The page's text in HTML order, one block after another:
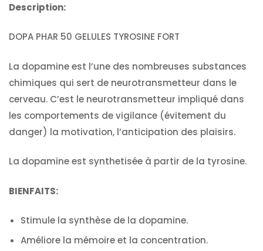
Description:
DOPA PHAR 50 GELULES TYROSINE FORT
La dopamine est l’une des nombreuses substances
chimiques qui sert de neurotransmetteur dans le
cerveau. C’est le neurotransmetteur impliqué dans
les comportements de vigilance (évitement du
danger) la motivation, l’anticipation des plaisirs.
La dopamine est synthetisée à partir de la tyrosine.
BIENFAITS:
Stimule la synthèse de la dopamine.
Améliore la mémoire et la concentration.